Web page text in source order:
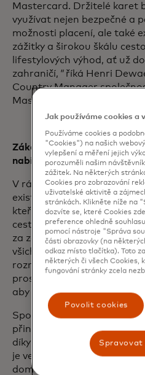
Mastercard. Držitelé karet
využívat nejen bezpečné a
možnosti placení, ale také
zážitky a širokou škálu
lifestylových výhod, ať už
zahraničí, " říká Henri
Country Manager
Mastercard pro Belgii a
Zákazníci mohou využívat
nabídky a služby
V rámci skupiny častých
existují různé profily
kteří létají každý týden, až
cestují příležitostně, ať už
za zábavou. V nabídce
všichni partneři rozhodli
rozmanitost profilů
prostřednictvím různých
aby pokryli celý belgický trh.
Společným cílem tohoto
přinést zákazníkům
díky flexibilnímu platebnímu
je ve velké míře přijímáno
doma i v zahraničí, a díky
Jak používáme cookies a
Používáme cookies a
"Cookies") na našich
vylepšení a měření jejich
porozuměli našim
zážitek. Na některých
Cookies pro zobrazování
uživatelské aktivitě a
stránkách. Klikněte níže na
dozvíte se, které Cookies
preference ohledně
pomocí nástroje "Správa
části obrazovky (na
odkaz místo tlačítka). Toto
některých či všech Cookies,
fungování stránky zcela
Povolit cookies
Spravovat